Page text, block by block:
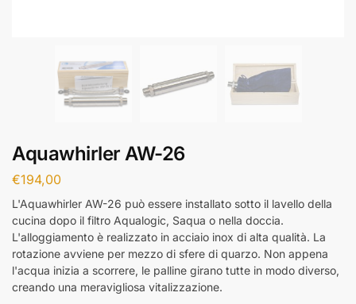
Aquawhirler AW-26
€194,00
L'Aquawhirler AW-26 può essere installato sotto il lavello della
cucina dopo il filtro Aqualogic, Saqua o nella doccia.
L'alloggiamento è realizzato in acciaio inox di alta qualità. La
rotazione avviene per mezzo di sfere di quarzo. Non appena
l'acqua inizia a scorrere, le palline girano tutte in modo diverso,
creando una meravigliosa vitalizzazione.